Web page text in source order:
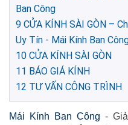
Ban Công
9 CỬA KÍNH SÀI GÒN –
Uy Tín - Mái Kính Ban
10 CỬA KÍNH SÀI GÒN
11 BÁO GIÁ KÍNH
12 TƯ VẤN CÔNG TRÌNH
Mái Kính Ban Công -